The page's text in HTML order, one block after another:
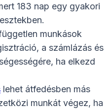
183 nap egy gyakori
munkások
a számlázás és
ha elkezd
lehet átfedésben más
munkát végez, ha